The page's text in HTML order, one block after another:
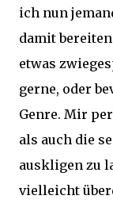
ich nun
damit
etwas
gerne, oder
Genre. Mir
als auch die
auskligen zu
vielleicht